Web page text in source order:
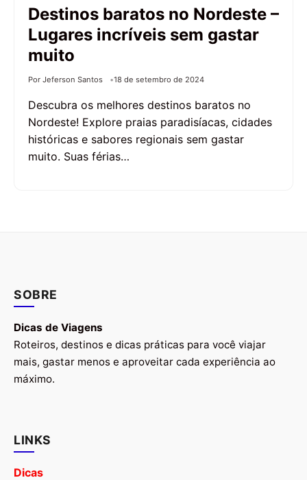
Destinos baratos no Nordeste –
Lugares incríveis sem gastar
muito
Por Jeferson Santos 18 de setembro de 2024
Descubra os melhores destinos baratos no
Nordeste! Explore praias paradisíacas, cidades
históricas e sabores regionais sem gastar
muito. Suas férias…
SOBRE
Dicas de Viagens
Roteiros, destinos e dicas práticas para você viajar
mais, gastar menos e aproveitar cada experiência ao
máximo.
LINKS
Dicas